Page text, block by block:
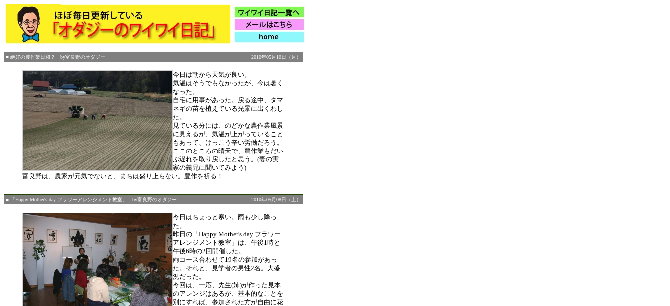
■ 絶好の農作業日和？ by富良野のオダジー 2010年05月10日（月）
今日は朝から天気が良い。
気温はそうでもなかったが、今は暑く
なった。
自宅に用事があった。戻る途中、タマ
ネギの苗を植えている光景に出くわし
た。
見ている分には、のどかな農作業風景
に見えるが、気温が上がっていること
もあって、けっこう辛い労働だろう。
ここのところの晴天で、農作業もだい
ぶ遅れを取り戻したと思う。(妻の実
家の義兄に聞いてみよう)
富良野は、農家が元気でないと、まちは盛り上らない。豊作を祈る！
■ 「Happy Mother's day フラワーアレンジメント教室」 by富良野のオダジー 2010年05月08日（土）
今日はちょっと寒い。雨も少し降っ
た。
昨日の「Happy Mother's day フラワー
アレンジメント教室」は、午後1時と
午後6時の2回開催した。
両コース合わせて19名の参加があっ
た。それと、見学者の男性2名。大盛
況だった。
今回は、一応、先生(姉)が作った見本
のアレンジはあるが、基本的なことを
別にすれば、参加された方が自由に花